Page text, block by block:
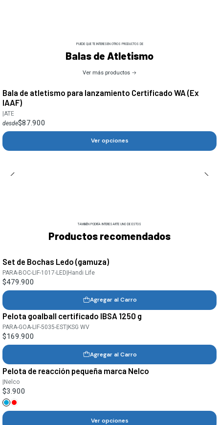
PUEDE QUE TE INTERESEN OTROS PRODUCTOS DE
Balas de Atletismo
Ver más productos
Bala de atletismo para lanzamiento Certificado WA (Ex
IAAF)
|ATE
desde$87.900
Ver opciones
TAMBIÉN PODRÍA INTERESARTE UNO DE ESTOS
Productos recomendados
Set de Bochas Ledo (gamuza)
PARA-BOC-LIF-1017-LED Handi Life
$479.900
Agregar al Carro
Pelota goalball certificado IBSA 1250 g
PARA-GOA-LIF-5035-EST KSG WV
$169.900
Agregar al Carro
Pelota de reacción pequeña marca Nelco
|Nelco
$3.900
Ver opciones